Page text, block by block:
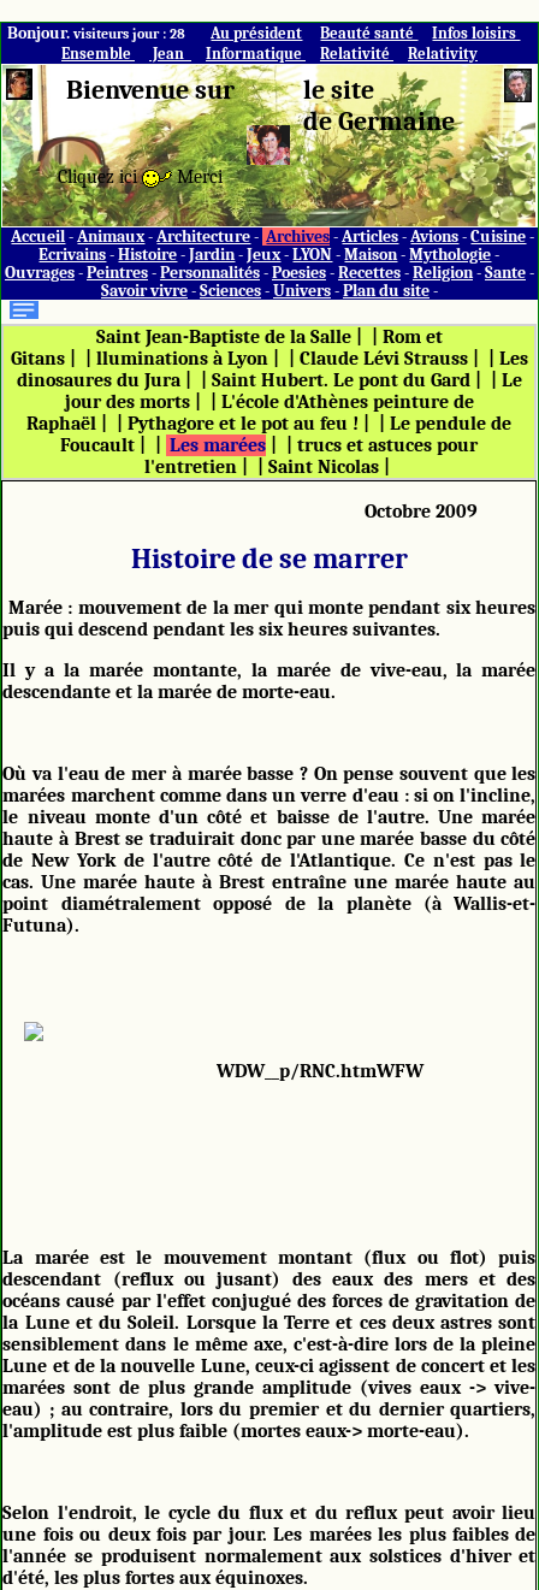
Bonjour.visiteurs jour : 28 Au président Beauté santé
Infos loisirs
Ensemble
Jean Informatique Relativité Relativity
Bienvenue sur
Cliquez ici Merci
le site
de Germaine
Accueil -Animaux-Architecture - Archives -Articles -Avions -Cuisine -
Ecrivains -Histoire -Jardin-Jeux-LYON -Maison-Mythologie -
Ouvrages- Peintres- Personnalités- Poesies- Recettes- Religion- Sante-
Savoir vivre- Sciences- Univers- Plan du site-
Saint Jean-Baptiste de la Salle|
Rom et
Gitans| lluminations à Lyon| Claude Lévi Strauss|
Les
dinosaures du Jura| Saint Hubert. Le pont du Gard|
Le
jour des morts|
L'école d'Athènes peinture de
Raphaël
|Pythagore et le pot au feu ! |Le pendule de
Foucault
Les marées |trucs et astuces pour
l'entretien| Saint Nicolas|
Octobre 2009
Histoire de se marrer
Marée : mouvement de la mer qui monte pendant six heures
puis qui descend pendant les six heures suivantes.
Il y a la marée montante, la marée de vive-eau, la marée
descendante et la marée de morte-eau.
Où va l'eau de mer à marée basse ? On pense souvent que les
marées marchent comme dans un verre d'eau : si on l'incline,
le niveau monte d'un côté et baisse de l'autre. Une marée
haute à Brest se traduirait donc par une marée basse du côté
de New York de l'autre côté de l'Atlantique. Ce n'est pas le
cas. Une marée haute à Brest entraîne une marée haute au
point diamétralement opposé de la planète (à Wallis-et-
Futuna).
WDW__p/RNC.htmWFW
La marée est le mouvement montant (flux ou flot) puis
descendant (reflux ou jusant) des eaux des mers et des
océans causé par l'effet conjugué des forces de gravitation de
la Lune et du Soleil. Lorsque la Terre et ces deux astres sont
sensiblement dans le même axe, c'est-à-dire lors de la pleine
Lune et de la nouvelle Lune, ceux-ci agissent de concert et les
marées sont de plus grande amplitude (vives eaux -> vive-
eau) ; au contraire, lors du premier et du dernier quartiers,
l'amplitude est plus faible (mortes eaux-> morte-eau).
Selon l'endroit, le cycle du flux et du reflux peut avoir lieu
une fois ou deux fois par jour. Les marées les plus faibles de
l'année se produisent normalement aux solstices d'hiver et
d'été, les plus fortes aux équinoxes.